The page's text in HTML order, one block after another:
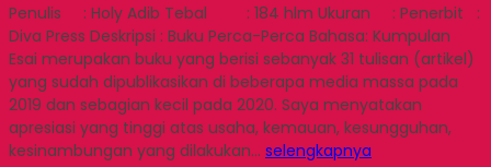
Penulis : Holy Adib Tebal : 184 hlm Ukuran : Penerbit :
Diva Press Deskripsi : Buku Perca-Perca Bahasa: Kumpulan
Esai merupakan buku yang berisi sebanyak 31 tulisan (artikel)
yang sudah dipublikasikan di beberapa media massa pada
2019 dan sebagian kecil pada 2020. Saya menyatakan
apresiasi yang tinggi atas usaha, kemauan, kesungguhan,
kesinambungan yang dilakukan… selengkapnya